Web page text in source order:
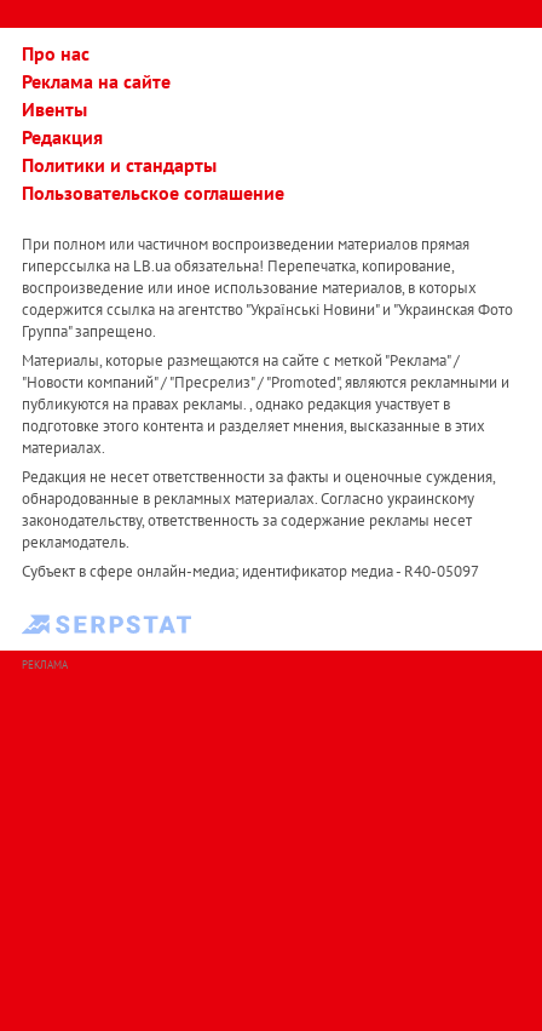
Про нас
Реклама на сайте
Ивенты
Редакция
Политики и стандарты
Пользовательское соглашение
При полном или частичном воспроизведении материалов прямая
гиперссылка на LB.ua обязательна! Перепечатка, копирование,
воспроизведение или иное использование материалов, в которых
содержится ссылка на агентство "Українськi Новини" и "Украинская Фото
Группа" запрещено.
Материалы, которые размещаются на сайте с меткой "Реклама" /
"Новости компаний" / "Пресрелиз" / "Promoted", являются рекламными и
публикуются на правах рекламы. , однако редакция участвует в
подготовке этого контента и разделяет мнения, высказанные в этих
материалах.
Редакция не несет ответственности за факты и оценочные суждения,
обнародованные в рекламных материалах. Согласно украинскому
законодательству, ответственность за содержание рекламы несет
рекламодатель.
Субъект в сфере онлайн-медиа; идентификатор медиа - R40-05097
РЕКЛАМА